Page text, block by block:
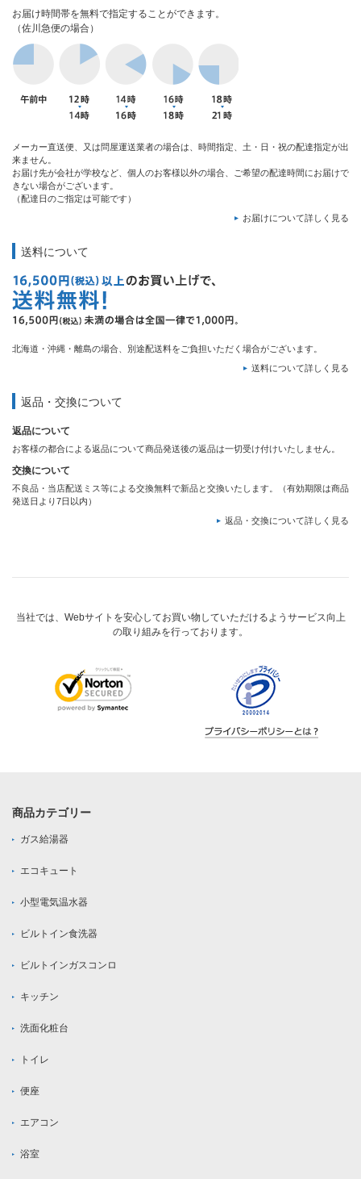
お届け時間帯を無料で指定することができます。
（佐川急便の場合）
メーカー直送便、又は問屋運送業者の場合は、時間指定、土・日・祝の配達指定が出
来ません。
お届け先が会社が学校など、個人のお客様以外の場合、ご希望の配達時間にお届けで
きない場合がございます。
（配達日のご指定は可能です）
お届けについて詳しく見る
送料について
北海道・沖縄・離島の場合、別途配送料をご負担いただく場合がございます。
送料について詳しく見る
返品・交換について
返品について
お客様の都合による返品について商品発送後の返品は一切受け付けいたしません。
交換について
不良品・当店配送ミス等による交換無料で新品と交換いたします。（有効期限は商品
発送日より7日以内）
返品・交換について詳しく見る
当社では、Webサイトを安心してお買い物していただけるようサービス向上
の取り組みを行っております。
商品カテゴリー
ガス給湯器
エコキュート
小型電気温水器
ビルトイン食洗器
ビルトインガスコンロ
キッチン
洗面化粧台
トイレ
便座
エアコン
浴室